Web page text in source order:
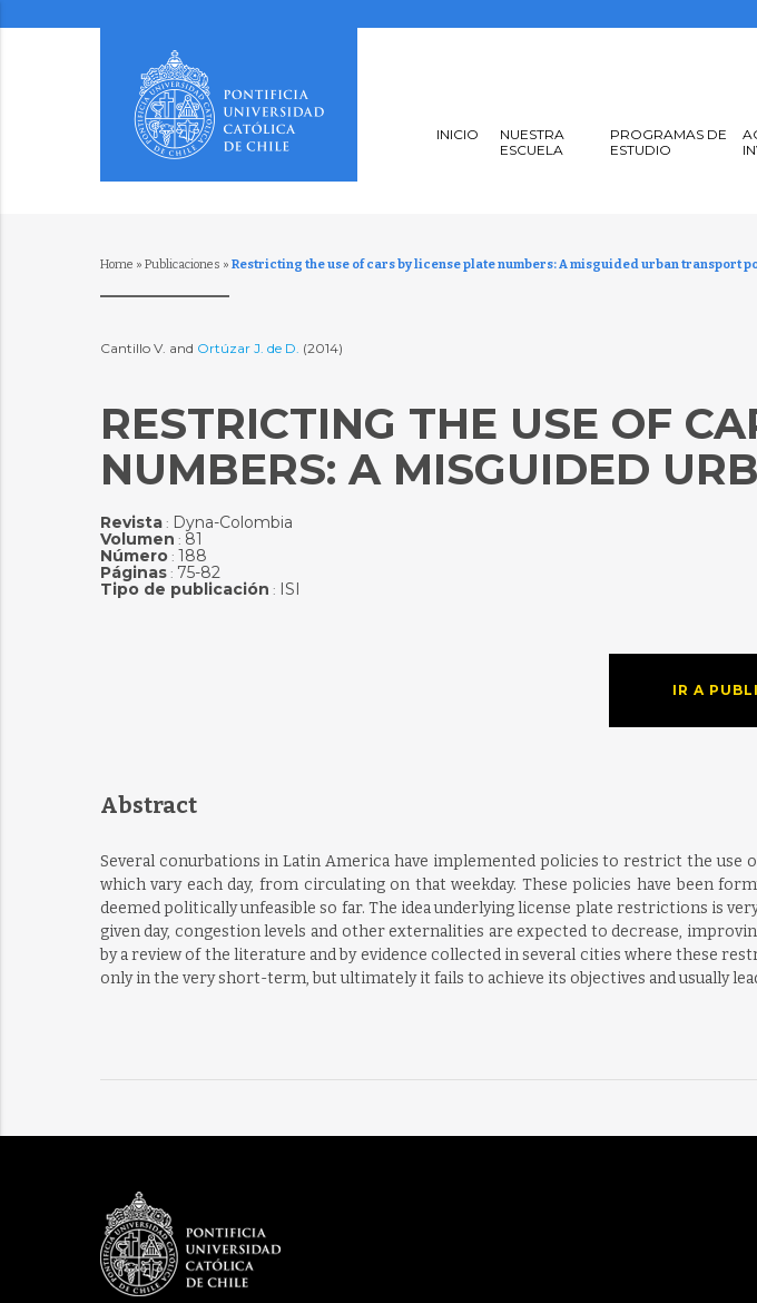
INICIO
NUESTRA
ESCUELA
PROGRAMAS DE
ESTUDIO
Home » Publicaciones » Restricting the use of cars by license plate numbers: A misguided urban transport
Cantillo V. and Ortúzar J. de D. (2014)
RESTRICTING THE USE OF
NUMBERS: A MISGUIDED
Revista: Dyna-Colombia
Volumen : 81
Número: 188
Páginas: 75-82
Tipo de publicación : ISI
IR A
Abstract
Several conurbations in Latin America have implemented policies to restrict the
which vary each day, from circulating on that weekday. These policies have been
deemed politically unfeasible so far. The idea underlying license plate restrictions is
given day, congestion levels and other externalities are expected to decrease,
by a review of the literature and by evidence collected in several cities where these
only in the very short-term, but ultimately it fails to achieve its objectives and usually